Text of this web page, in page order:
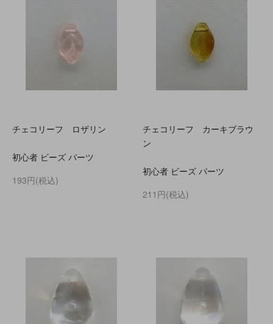
チェコリーフ ロザリン
初心者 ビーズ パーツ
193円(税込)
チェコリーフ カーキブラウ
ン
初心者 ビーズ パーツ
211円(税込)